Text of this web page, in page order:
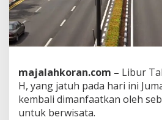
u
i
n
t
a
majalahkoran.com – Libur
H, yang jatuh pada hari ini
kembali dimanfaatkan oleh
untuk berwisata.